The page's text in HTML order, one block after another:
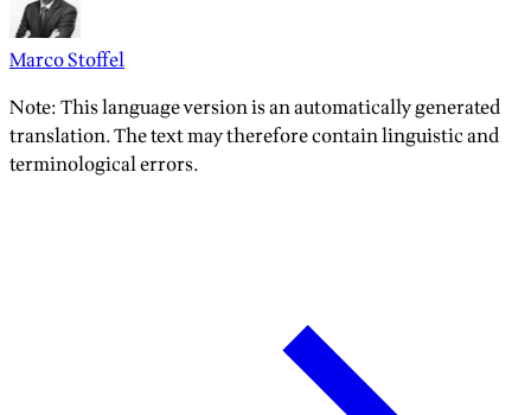
Marco Stoffel
Note: This language version is an automatically generated
translation. The text may therefore contain linguistic and
terminological errors.